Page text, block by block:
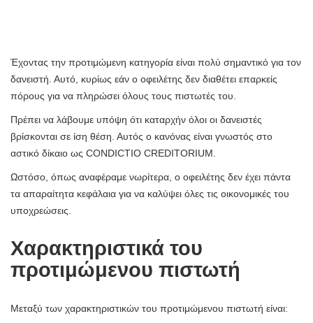
Έχοντας την προτιμώμενη κατηγορία είναι πολύ σημαντικό για τον
δανειστή. Αυτό, κυρίως εάν ο οφειλέτης δεν διαθέτει επαρκείς
πόρους για να πληρώσει όλους τους πιστωτές του.
Πρέπει να λάβουμε υπόψη ότι καταρχήν όλοι οι δανειστές
βρίσκονται σε ίση θέση. Αυτός ο κανόνας είναι γνωστός στο
αστικό δίκαιο ως CONDICTIO CREDITORIUM.
Ωστόσο, όπως αναφέραμε νωρίτερα, ο οφειλέτης δεν έχει πάντα
τα απαραίτητα κεφάλαια για να καλύψει όλες τις οικονομικές του
υποχρεώσεις.
Χαρακτηριστικά του
προτιμώμενου πιστωτή
Μεταξύ των χαρακτηριστικών του προτιμώμενου πιστωτή είναι: